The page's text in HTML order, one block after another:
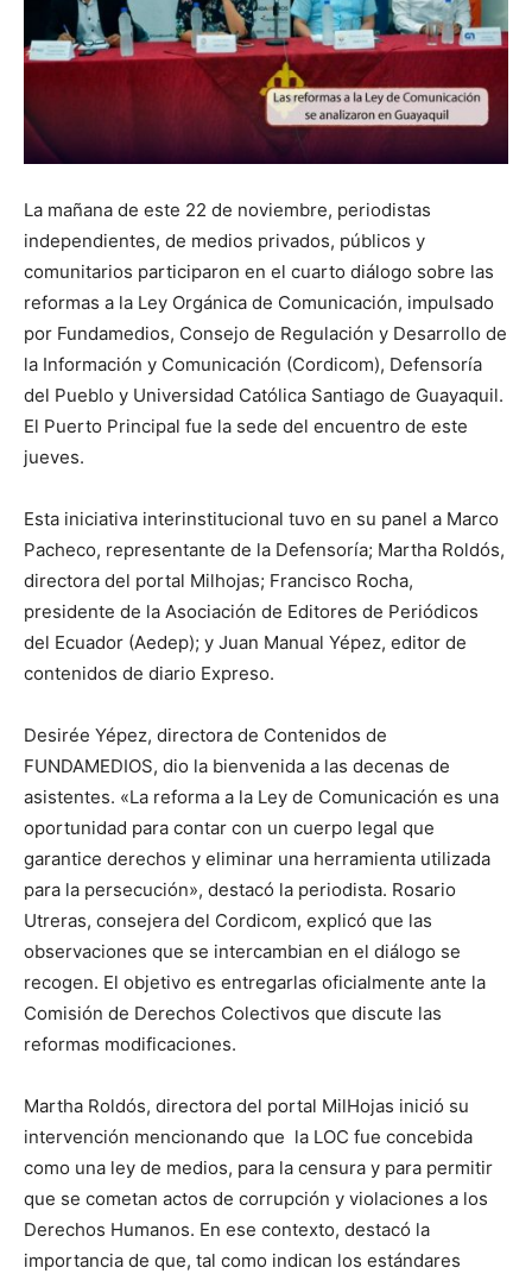
La mañana de este 22 de noviembre, periodistas
independientes, de medios privados, públicos y
comunitarios participaron en el cuarto diálogo sobre las
reformas a la Ley Orgánica de Comunicación, impulsado
por Fundamedios, Consejo de Regulación y Desarrollo de
la Información y Comunicación (Cordicom), Defensoría
del Pueblo y Universidad Católica Santiago de Guayaquil.
El Puerto Principal fue la sede del encuentro de este
jueves.
Esta iniciativa interinstitucional tuvo en su panel a Marco
Pacheco, representante de la Defensoría; Martha Roldós,
directora del portal Milhojas; Francisco Rocha,
presidente de la Asociación de Editores de Periódicos
del Ecuador (Aedep); y Juan Manual Yépez, editor de
contenidos de diario Expreso.
Desirée Yépez, directora de Contenidos de
FUNDAMEDIOS, dio la bienvenida a las decenas de
asistentes. «La reforma a la Ley de Comunicación es una
oportunidad para contar con un cuerpo legal que
garantice derechos y eliminar una herramienta utilizada
para la persecución», destacó la periodista. Rosario
Utreras, consejera del Cordicom, explicó que las
observaciones que se intercambian en el diálogo se
recogen. El objetivo es entregarlas oficialmente ante la
Comisión de Derechos Colectivos que discute las
reformas modificaciones.
Martha Roldós, directora del portal MilHojas inició su
intervención mencionando que la LOC fue concebida
como una ley de medios, para la censura y para permitir
que se cometan actos de corrupción y violaciones a los
Derechos Humanos. En ese contexto, destacó la
importancia de que, tal como indican los estándares